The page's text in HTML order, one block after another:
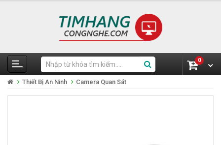
0
Thiết Bị An Ninh Camera Quan Sát